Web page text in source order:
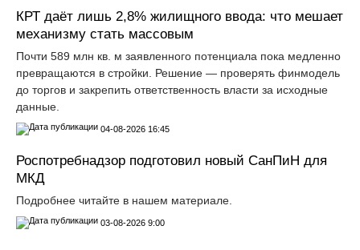
КРТ даёт лишь 2,8% жилищного ввода: что мешает
механизму стать массовым
Почти 589 млн кв. м заявленного потенциала пока медленно
превращаются в стройки. Решение — проверять финмодель
до торгов и закрепить ответственность власти за исходные
данные.
04-08-2026 16:45
Роспотребнадзор подготовил новый СанПиН для
МКД
Подробнее читайте в нашем материале.
03-08-2026 9:00